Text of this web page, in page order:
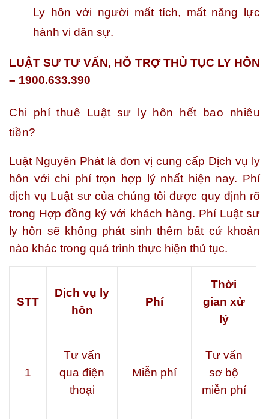
Ly hôn với người mất tích, mất năng lực
hành vi dân sự.
LUẬT SƯ TƯ VẤN, HỖ TRỢ THỦ TỤC LY HÔN
– 1900.633.390
Chi phí thuê Luật sư ly hôn hết bao nhiêu
tiền?
Luật Nguyên Phát là đơn vị cung cấp Dịch vụ ly
hôn với chi phí trọn hợp lý nhất hiện nay. Phí
dịch vụ Luật sư của chúng tôi được quy định rõ
trong Hợp đồng ký với khách hàng. Phí Luật sư
ly hôn sẽ không phát sinh thêm bất cứ khoản
nào khác trong quá trình thực hiện thủ tục.
STT
Dịch vụ ly
hôn
Phí
Thời
gian xử
lý
1
Tư vấn
qua điện
thoại
Miễn phí
Tư vấn
sơ bộ
miễn phí